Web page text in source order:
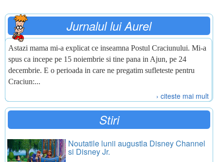
Jurnalul lui Aurel
Astazi mama mi-a explicat ce inseamna Postul Craciunului. Mi-a
spus ca incepe pe 15 noiembrie si tine pana in Ajun, pe 24
decembrie. E o perioada in care ne pregatim sufleteste pentru
Craciun:...
› citeste mai mult
Stiri
Noutatile lunii augustla Disney Channel
si Disney Jr.